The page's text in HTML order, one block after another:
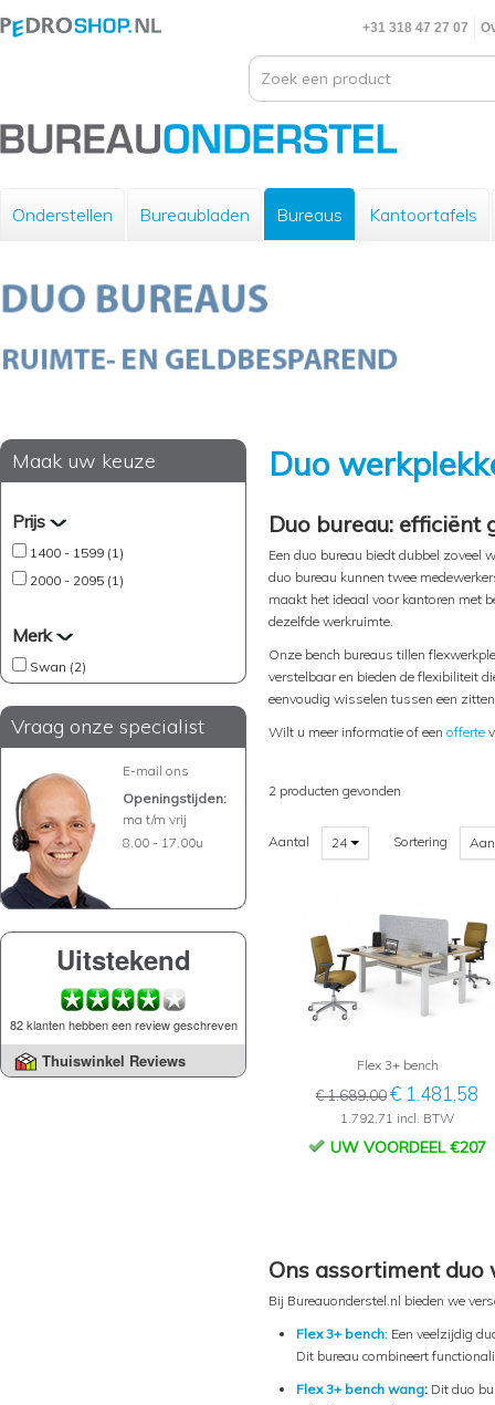
+31 318 47 27 07
Onderstellen Bureaubladen Bureaus Kantoortafels
Maak uw keuze
Prijs
1400 - 1599 (1)
2000 - 2095 (1)
Merk
Swan (2)
Vraag onze specialist
E-mail ons
Openingstijden:
ma t/m vrij
8.00 - 17.00u
Uitstekend
82 klanten hebben een review geschreven
Thuiswinkel Reviews
Duo
Duo bureau: efficiënt
Een duo bureau biedt dubbel zoveel
duo bureau kunnen twee
maakt het ideaal voor kantoren met
dezelfde werkruimte.
Onze bench bureaus tillen
verstelbaar en bieden de flexibiliteit
eenvoudig wisselen tussen een
Wilt u meer informatie of een offerte
2 producten gevonden
Aantal 24 Sortering
Flex 3+ bench
€ 1.689,00€ 1.481,58
1.792,71 incl. BTW
UW VOORDEEL €207
Ons assortiment duo
Bij Bureauonderstel.nl bieden we
Flex 3+ bench: Een veelzijdig
Dit bureau combineert
Flex 3+ bench wang: Dit duo